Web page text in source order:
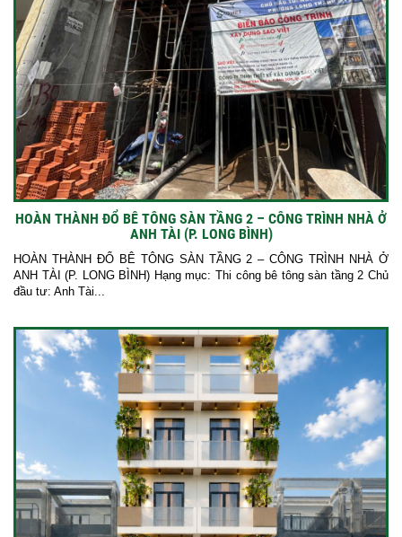
HOÀN THÀNH ĐỔ BÊ TÔNG SÀN TẦNG 2 – CÔNG TRÌNH NHÀ Ở
ANH TÀI (P. LONG BÌNH)
HOÀN THÀNH ĐỔ BÊ TÔNG SÀN TẦNG 2 – CÔNG TRÌNH NHÀ Ở
ANH TÀI (P. LONG BÌNH) Hạng mục: Thi công bê tông sàn tầng 2 Chủ
đầu tư: Anh Tài...